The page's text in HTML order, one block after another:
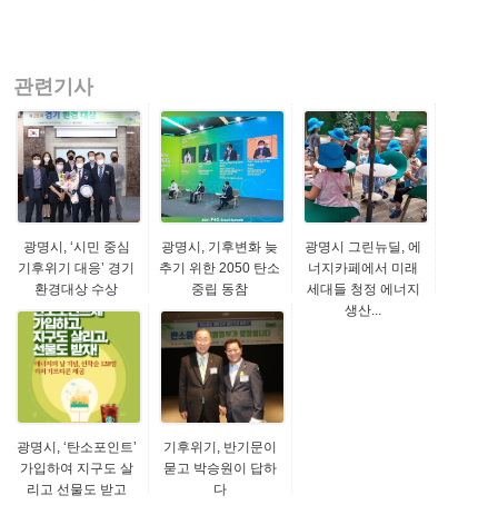
관련기사
광명시, ‘시민 중심
기후위기 대응’ 경기
환경대상 수상
광명시, 기후변화 늦
추기 위한 2050 탄소
중립 동참
광명시 그린뉴딜, 에
너지카페에서 미래
세대들 청정 에너지
생산...
광명시, ‘탄소포인트’
가입하여 지구도 살
리고 선물도 받고
기후위기, 반기문이
묻고 박승원이 답하
다